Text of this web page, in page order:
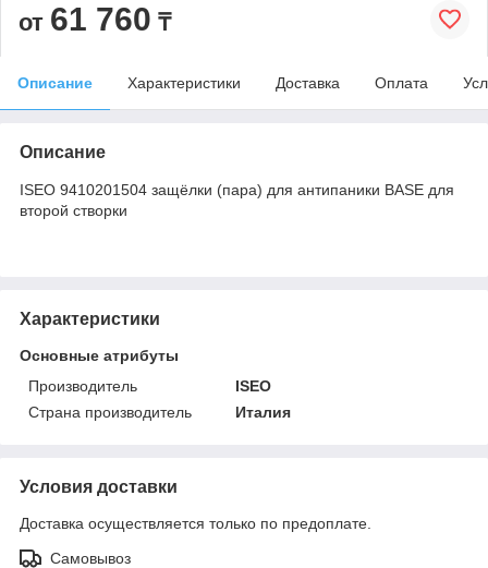
от 61 760 ₸
Описание Характеристики Доставка Оплата
Описание
ISEO 9410201504 защёлки (пара) для антипаники BASE для
второй створки
Характеристики
Основные атрибуты
Производитель
ISEO
Страна производитель
Италия
Условия доставки
Доставка осуществляется только по предоплате.
Самовывоз